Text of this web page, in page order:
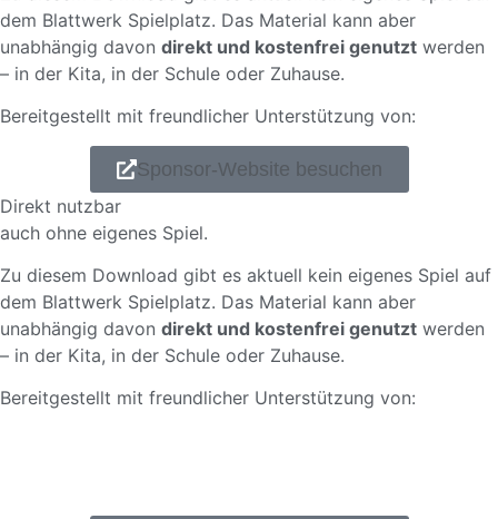
dem Blattwerk Spielplatz. Das Material kann aber
unabhängig davon direkt und kostenfrei genutzt werden
– in der Kita, in der Schule oder Zuhause.
Bereitgestellt mit freundlicher Unterstützung von:
Sponsor-Website besuchen
Direkt nutzbar
auch ohne eigenes Spiel.
Zu diesem Download gibt es aktuell kein eigenes Spiel auf
dem Blattwerk Spielplatz. Das Material kann aber
unabhängig davon direkt und kostenfrei genutzt werden
– in der Kita, in der Schule oder Zuhause.
Bereitgestellt mit freundlicher Unterstützung von: